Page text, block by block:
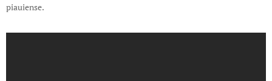
piauiense.